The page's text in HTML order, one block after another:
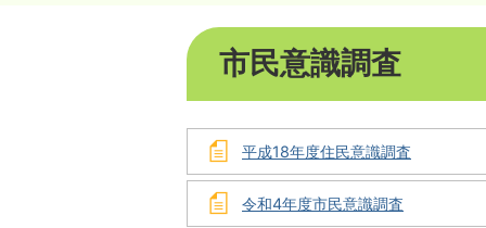
市民意識調査
平成18年度住民意識調査
令和4年度市民意識調査